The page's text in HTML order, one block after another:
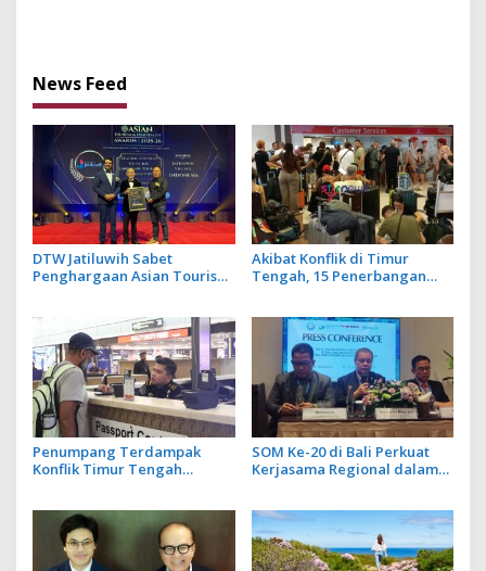
News Feed
DTW Jatiluwih Sabet
Penghargaan Asian Tourism
Malaysia
Akibat Konflik di Timur
Tengah, 15 Penerbangan
Dibatalkan
Penumpang Terdampak
Konflik Timur Tengah
Layanan Imigrasi
SOM Ke-20 di Bali Perkuat
Kerjasama Regional dalam